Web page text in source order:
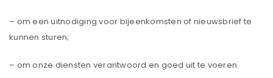
– om een uitnodiging voor bijeenkomsten of nieuwsbrief te
kunnen sturen;
– om onze diensten verantwoord en goed uit te voeren.